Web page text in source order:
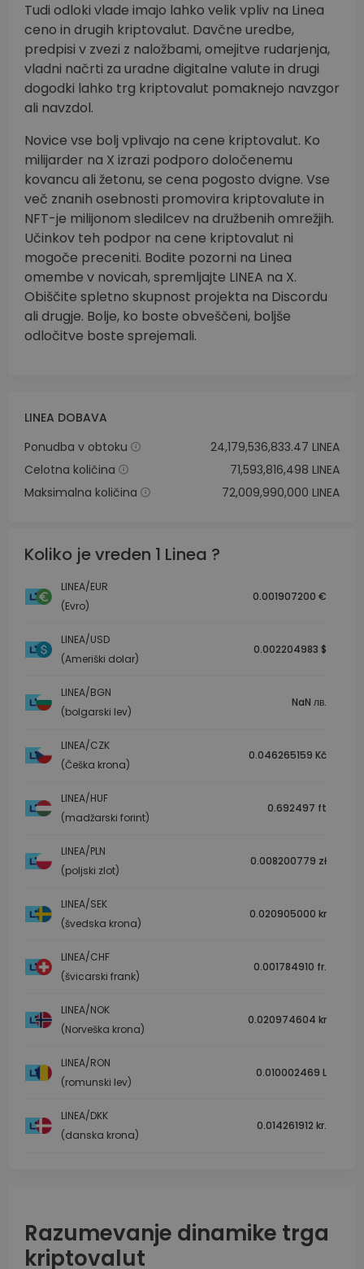
Tudi odloki vlade imajo lahko velik vpliv na Linea
ceno in drugih kriptovalut. Davčne uredbe,
predpisi v zvezi z naložbami, omejitve rudarjenja,
vladni načrti za uradne digitalne valute in drugi
dogodki lahko trg kriptovalut pomaknejo navzgor
ali navzdol.
Novice vse bolj vplivajo na cene kriptovalut. Ko
milijarder na X izrazi podporo določenemu
kovancu ali žetonu, se cena pogosto dvigne. Vse
več znanih osebnosti promovira kriptovalute in
NFT-je milijonom sledilcev na družbenih omrežjih.
Učinkov teh podpor na cene kriptovalut ni
mogoče preceniti. Bodite pozorni na Linea
omembe v novicah, spremljajte LINEA na X.
Obiščite spletno skupnost projekta na Discordu
ali drugje. Bolje, ko boste obveščeni, boljše
odločitve boste sprejemali.
LINEA DOBAVA
Ponudba v obtoku
24,179,536,833.47 LINEA
Celotna količina
71,593,816,498 LINEA
Maksimalna količina
72,009,990,000 LINEA
Koliko je vreden 1 Linea ?
LINEA/EUR
(Evro)
0.001907200 €
LINEA/USD
(Ameriški dolar)
0.002204983 $
LINEA/BGN
(bolgarski lev)
NaN лв.
LINEA/CZK
(Češka krona)
0.046265159 Kč
LINEA/HUF
(madžarski forint)
0.692497 ft
LINEA/PLN
(poljski zlot)
0.008200779 zł
LINEA/SEK
(švedska krona)
0.020905000 kr
LINEA/CHF
(švicarski frank)
0.001784910 fr.
LINEA/NOK
(Norveška krona)
0.020974604 kr
LINEA/RON
(romunski lev)
0.010002469 L
LINEA/DKK
(danska krona)
0.014261912 kr.
Razumevanje dinamike trga
kriptovalut